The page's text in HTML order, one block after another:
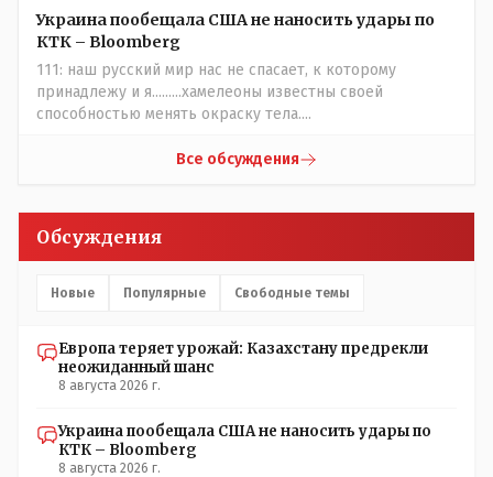
комбинаций генов заслуживают благодарности. Мы и
без того основательно загубили нормальный
естественный отбор.
Украина пообещала США не наносить удары по
КТК – Bloomberg
111: наш русский мир нас не спасает, к которому
принадлежу и я.........хамелеоны известны своей
способностью менять окраску тела....
Все обсуждения
Обсуждения
Новые Популярные Свободные темы
Европа теряет урожай: Казахстану предрекли
неожиданный шанс
8 августа 2026 г.
Украина пообещала США не наносить удары по
КТК – Bloomberg
8 августа 2026 г.